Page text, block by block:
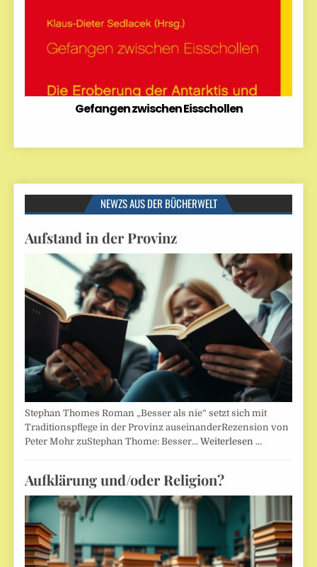
Gefangen zwischen Eisschollen
NEWZS AUS DER BÜCHERWELT
Aufstand in der Provinz
Stephan Thomes Roman „Besser als nie“ setzt sich mit
Traditionspflege in der Provinz auseinanderRezension von
Peter Mohr zuStephan Thome: Besser…Weiterlesen …
Aufklärung und/oder Religion?